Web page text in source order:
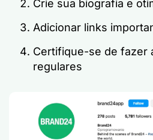
Crie sua biografia e
Adicionar links
Certifique-se de fazer
regulares